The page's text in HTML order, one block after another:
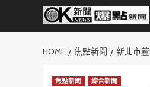
HOME 焦點新聞 新北市
焦點新聞 綜合新聞